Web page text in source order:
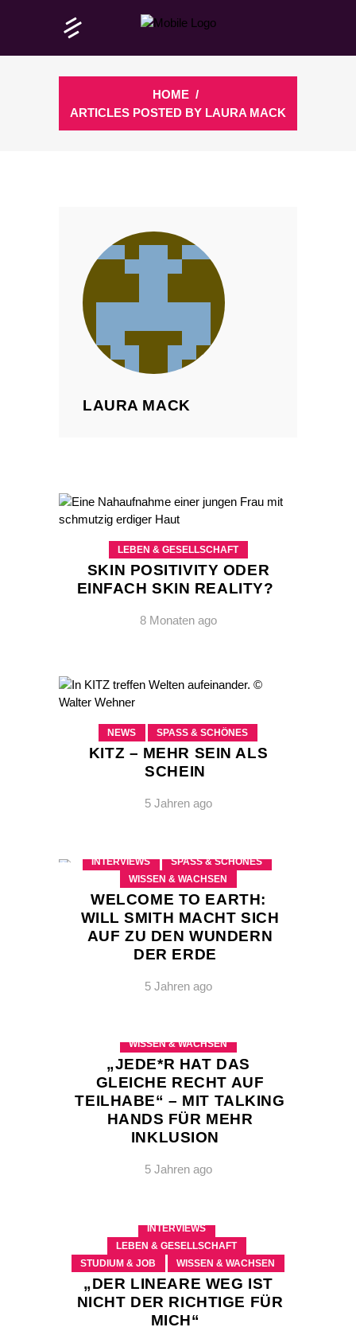
HOME /
ARTICLES POSTED BY LAURA MACK
LAURA MACK
LEBEN & GESELLSCHAFT
SKIN POSITIVITY ODER
EINFACH SKIN REALITY?
8 Monaten ago
NEWS SPASS & SCHÖNES
KITZ – MEHR SEIN ALS
SCHEIN
5 Jahren ago
INTERVIEWS
SPASS & SCHÖNES
WISSEN & WACHSEN
WELCOME TO EARTH:
WILL SMITH MACHT SICH
AUF ZU DEN WUNDERN
DER ERDE
5 Jahren ago
WISSEN & WACHSEN
„JEDE*R HAT DAS
GLEICHE RECHT AUF
TEILHABE“ – MIT TALKING
HANDS FÜR MEHR
INKLUSION
5 Jahren ago
INTERVIEWS
LEBEN & GESELLSCHAFT
STUDIUM & JOB
WISSEN & WACHSEN
„DER LINEARE WEG IST
NICHT DER RICHTIGE FÜR
MICH“